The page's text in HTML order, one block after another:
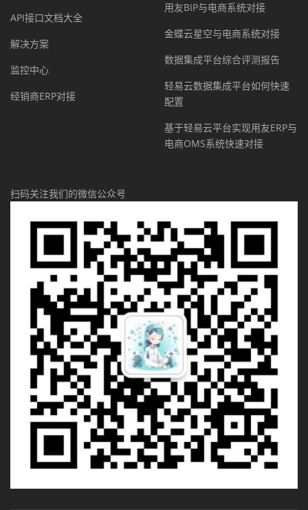
API接口文档大全
解决方案
监控中心
经销商ERP对接
用友BIP与电商系统对接
金蝶云星空与电商系统对接
数据集成平台综合评测报告
轻易云数据集成平台如何快速
配置
基于轻易云平台实现用友ERP与
电商OMS系统快速对接
扫码关注我们的微信公众号